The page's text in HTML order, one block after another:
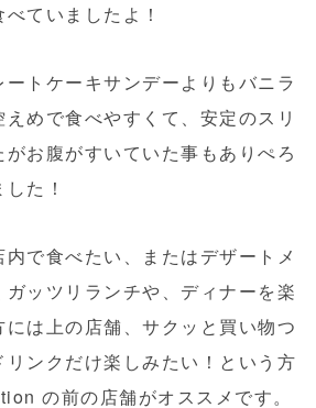
ていましたよ！
トケーキサンデーよりもバニラ
めで食べやすくて、安定のスリ
お腹がすいていた事もありぺろ
た！
で食べたい、またはデザートメ
ッツリランチや、ディナーを楽
には上の店舗、サクッと買い物つ
ンクだけ楽しみたい！という方
の前の店舗がオススメです。